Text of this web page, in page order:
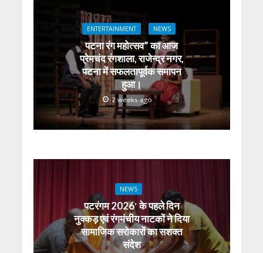
ENTERTAINMENT NEWS
पटना रंग महोत्सव” का आज
प्रेमचंद रंगशाला, राजेन्द्र नगर,
पटना में सफलतापूर्वक समापन
हुआ।
2 weeks ago
NEWS
पटरंगम 2026′ के पहले दिन
नुक्कड़ एवं रंगमंचीय नाटकों ने दिया
सामाजिक सरोकारों का सशक्त
संदेश